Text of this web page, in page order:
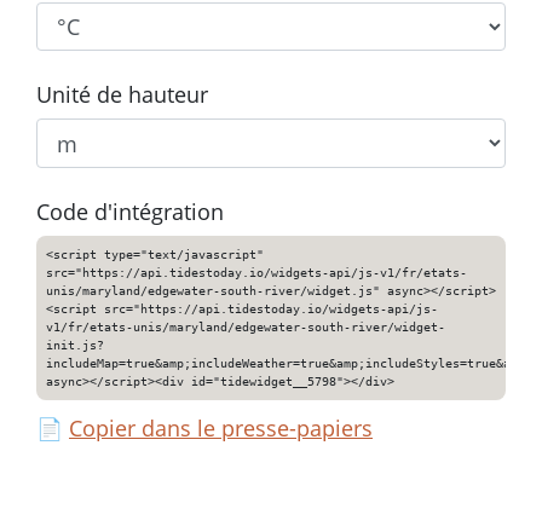
Unité de hauteur
Code d'intégration
<script type="text/javascript"
src="https://api.tidestoday.io/widgets-api/js-v1/fr/etats-
unis/maryland/edgewater-south-river/widget.js" async></script>
<script src="https://api.tidestoday.io/widgets-api/js-
v1/fr/etats-unis/maryland/edgewater-south-river/widget-
init.js?
async></script><div id="tidewidget__5798"></div>
📄 Copier dans le presse-papiers